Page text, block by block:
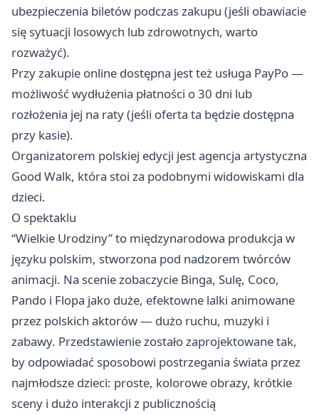
ubezpieczenia biletów podczas zakupu (jeśli obawiacie
się sytuacji losowych lub zdrowotnych, warto
rozważyć).
Przy zakupie online dostępna jest też usługa PayPo —
możliwość wydłużenia płatności o 30 dni lub
rozłożenia jej na raty (jeśli oferta ta będzie dostępna
przy kasie).
Organizatorem polskiej edycji jest agencja artystyczna
Good Walk, która stoi za podobnymi widowiskami dla
dzieci.
O spektaklu
“Wielkie Urodziny” to międzynarodowa produkcja w
języku polskim, stworzona pod nadzorem twórców
animacji. Na scenie zobaczycie Binga, Sulę, Coco,
Pando i Flopa jako duże, efektowne lalki animowane
przez polskich aktorów — dużo ruchu, muzyki i
zabawy. Przedstawienie zostało zaprojektowane tak,
by odpowiadać sposobowi postrzegania świata przez
najmłodsze dzieci: proste, kolorowe obrazy, krótkie
sceny i dużo interakcji z publicznością